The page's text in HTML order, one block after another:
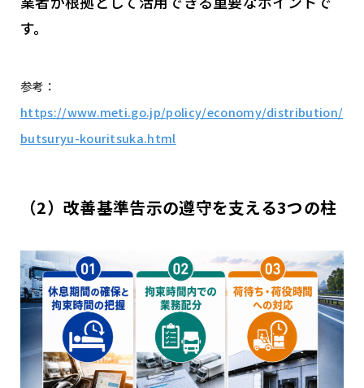
す。
参考：
https://www.meti.go.jp/policy/economy/distribution/
butsuryu-kouritsuka.html
（2）改善基準告示の遵守を支える3つの柱